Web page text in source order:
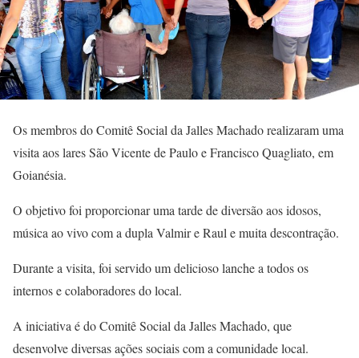
Os membros do Comitê Social da Jalles Machado realizaram uma
visita aos lares São Vicente de Paulo e Francisco Quagliato, em
Goianésia.
O objetivo foi proporcionar uma tarde de diversão aos idosos,
música ao vivo com a dupla Valmir e Raul e muita descontração.
Durante a visita, foi servido um delicioso lanche a todos os
internos e colaboradores do local.
A iniciativa é do Comitê Social da Jalles Machado, que
desenvolve diversas ações sociais com a comunidade local.